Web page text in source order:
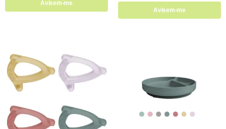
Avisem-me
Avisem-me